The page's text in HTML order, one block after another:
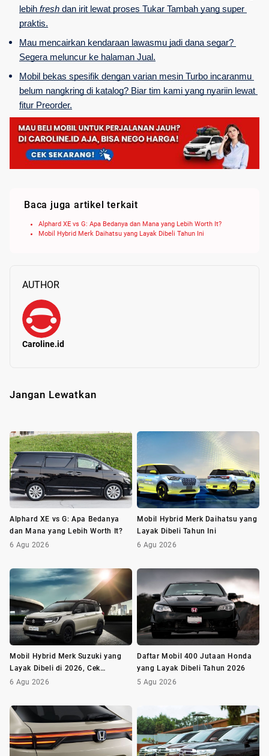
lebih fresh dan irit lewat proses Tukar Tambah yang super
praktis.
Mau mencairkan kendaraan lawasmu jadi dana segar?
Segera meluncur ke halaman Jual.
Mobil bekas spesifik dengan varian mesin Turbo incaranmu
belum nangkring di katalog? Biar tim kami yang nyariin lewat
fitur Preorder.
Baca juga artikel terkait
Alphard XE vs G: Apa Bedanya dan Mana yang Lebih Worth It?
Mobil Hybrid Merk Daihatsu yang Layak Dibeli Tahun Ini
AUTHOR
Caroline.id
Jangan Lewatkan
Alphard XE vs G: Apa Bedanya
dan Mana yang Lebih Worth It?
6 Agu 2026
Mobil Hybrid Merk Daihatsu yang
Layak Dibeli Tahun Ini
6 Agu 2026
Mobil Hybrid Merk Suzuki yang
Layak Dibeli di 2026, Cek
Daftarnya!
6 Agu 2026
Daftar Mobil 400 Jutaan Honda
yang Layak Dibeli Tahun 2026
5 Agu 2026